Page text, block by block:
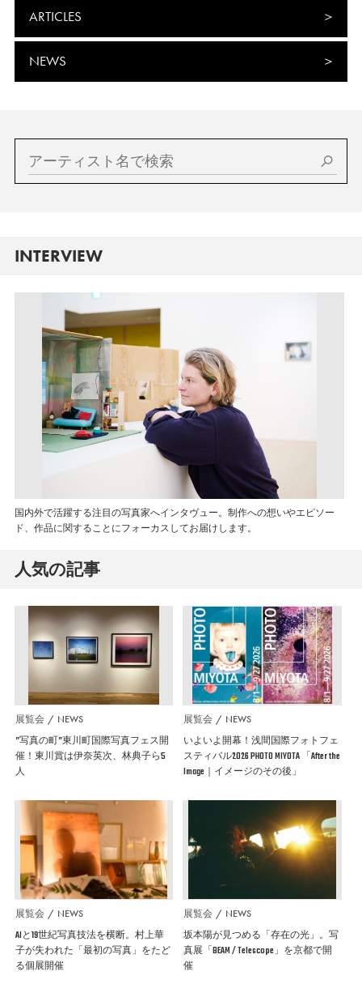
ARTICLES
NEWS
INTERVIEW
国内外で活躍する注目の写真家へインタヴュー。制作への想いやエピソー
ド、作品に関することにフォーカスしてお届けします。
人気の記事
展覧会 NEWS
”写真の町”東川町国際写真フェス開
催！東川賞は伊奈英次、林典子ら5
人
展覧会 NEWS
いよいよ開幕！浅間国際フォトフェ
スティバル2026 PHOTO MIYOTA 「After the
Image｜イメージのその後」
展覧会 NEWS
AIと19世紀写真技法を横断。村上華
子が失われた「最初の写真」をたど
る個展開催
展覧会 NEWS
坂本陽が見つめる「存在の光」。写
真展「BEAM / Telescope」を京都で開
催